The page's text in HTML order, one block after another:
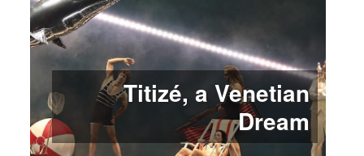
Titizé, a Venetian
Dream